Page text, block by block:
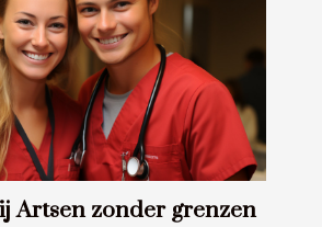
Artsen zonder grenzen